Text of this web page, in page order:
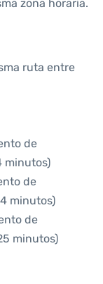
zona horaria.
ruta entre
de
minutos)
de
minutos)
de
minutos)